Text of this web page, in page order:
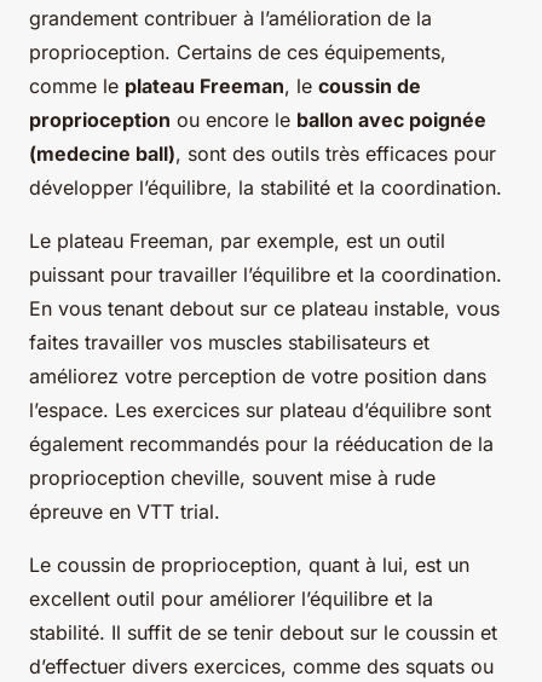
grandement contribuer à l’amélioration de la
proprioception. Certains de ces équipements,
comme le plateau Freeman, le coussin de
proprioception ou encore le ballon avec poignée
(medecine ball), sont des outils très efficaces pour
développer l’équilibre, la stabilité et la coordination.
Le plateau Freeman, par exemple, est un outil
puissant pour travailler l’équilibre et la coordination.
En vous tenant debout sur ce plateau instable, vous
faites travailler vos muscles stabilisateurs et
améliorez votre perception de votre position dans
l’espace. Les exercices sur plateau d’équilibre sont
également recommandés pour la rééducation de la
proprioception cheville, souvent mise à rude
épreuve en VTT trial.
Le coussin de proprioception, quant à lui, est un
excellent outil pour améliorer l’équilibre et la
stabilité. Il suffit de se tenir debout sur le coussin et
d’effectuer divers exercices, comme des squats ou